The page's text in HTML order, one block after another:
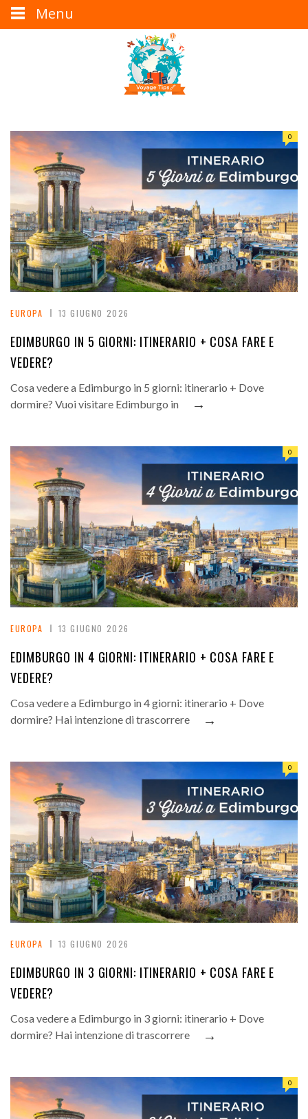
EUROPA 13 GIUGNO 2026
0
EDIMBURGO IN 5 GIORNI: ITINERARIO + COSA FARE E
VEDERE?
Cosa vedere a Edimburgo in 5 giorni: itinerario + Dove
dormire? Vuoi visitare Edimburgo in
→
EUROPA 13 GIUGNO 2026
0
EDIMBURGO IN 4 GIORNI: ITINERARIO + COSA FARE E
VEDERE?
Cosa vedere a Edimburgo in 4 giorni: itinerario + Dove
dormire? Hai intenzione di trascorrere
→
EUROPA 13 GIUGNO 2026
0
EDIMBURGO IN 3 GIORNI: ITINERARIO + COSA FARE E
VEDERE?
Cosa vedere a Edimburgo in 3 giorni: itinerario + Dove
dormire? Hai intenzione di trascorrere
→
0
Menu